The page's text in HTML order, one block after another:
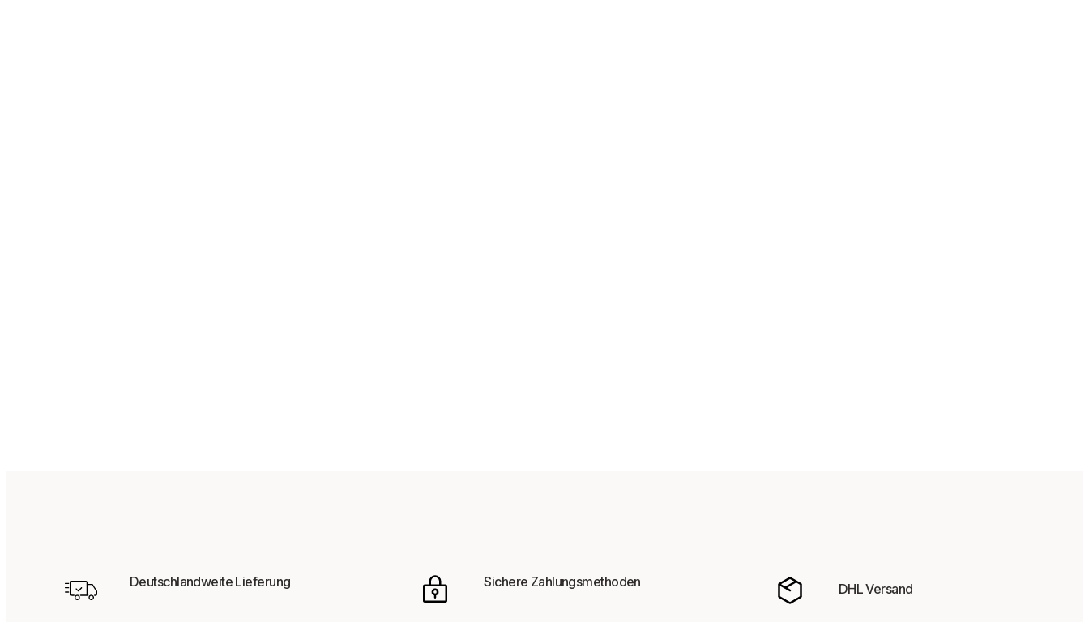
Deutschlandweite Lieferung Sichere Zahlungsmethoden DHL Versand